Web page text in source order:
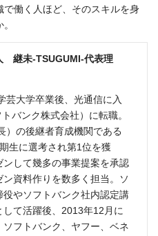
働く人ほど、そのスキルを身
継未-TSUGUMI-代表理
芸大学卒業後、光通信に入
バンク株式会社）に転職。
）の後継者育成機関である
生に選考され第1位を獲
して幾多の事業提案を承認
資料作りを数多く担当。ソ
やソフトバンク社内認定講
て活躍後、2013年12月に
フトバンク、ヤフー、ベネ